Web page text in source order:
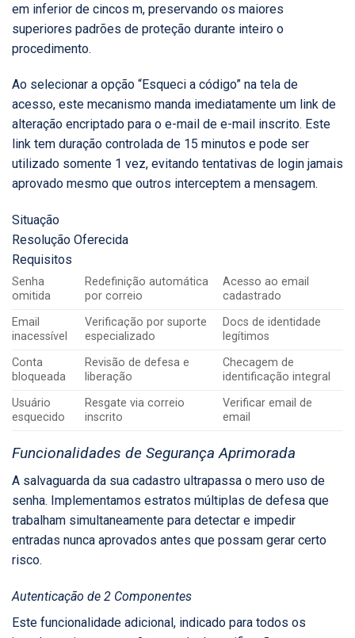
em inferior de cincos m, preservando os maiores
superiores padrões de proteção durante inteiro o
procedimento.
Ao selecionar a opção “Esqueci a código” na tela de
acesso, este mecanismo manda imediatamente um link de
alteração encriptado para o e-mail de e-mail inscrito. Este
link tem duração controlada de 15 minutos e pode ser
utilizado somente 1 vez, evitando tentativas de login jamais
aprovado mesmo que outros interceptem a mensagem.
Situação
Resolução Oferecida
Requisitos
Senha
omitida
Redefinição automática
por correio
Acesso ao email
cadastrado
Email
inacessível
Verificação por suporte
especializado
Docs de identidade
legítimos
Conta
bloqueada
Revisão de defesa e
liberação
Checagem de
identificação integral
Usuário
esquecido
Resgate via correio
inscrito
Verificar email de
email
Funcionalidades de Segurança Aprimorada
A salvaguarda da sua cadastro ultrapassa o mero uso de
senha. Implementamos estratos múltiplas de defesa que
trabalham simultaneamente para detectar e impedir
entradas nunca aprovados antes que possam gerar certo
risco.
Autenticação de 2 Componentes
Este funcionalidade adicional, indicado para todos os